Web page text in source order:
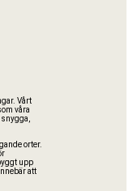
Vårt
våra
orter.
upp
att